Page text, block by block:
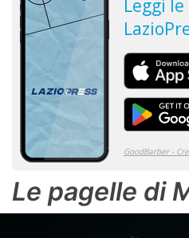
Le pagelle di